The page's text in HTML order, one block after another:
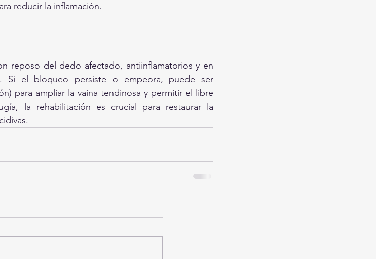
reducir la inflamación.
reposo del dedo afectado, antiinflamatorios y en
Si el bloqueo persiste o empeora, puede ser
para ampliar la vaina tendinosa y permitir el libre
la rehabilitación es crucial para restaurar la